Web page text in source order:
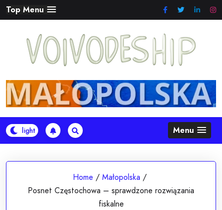
Skip
to
Top Menu
Menu
Home / Małopolska /
Posnet Częstochowa – sprawdzone rozwiązania
fiskalne